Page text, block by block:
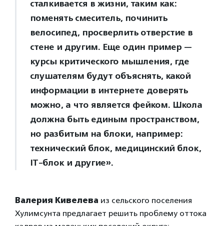
сталкивается в жизни, таким как:
поменять смеситель, починить
велосипед, просверлить отверстие в
стене и другим. Еще один пример —
курсы критического мышления, где
слушателям будут объяснять, какой
информации в интернете доверять
можно, а что является фейком. Школа
должна быть единым пространством,
но разбитым на блоки, например:
технический блок, медицинский блок,
IT-блок и другие».
Валерия Кивелева из сельского поселения
Хулимсунта предлагает решить проблему оттока